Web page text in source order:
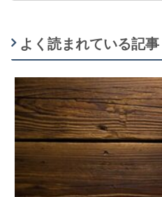
よく読まれている記事